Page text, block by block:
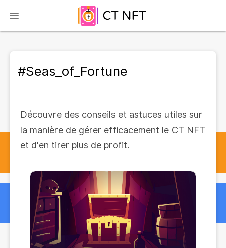
#Seas_of_Fortune
Découvre des conseils et astuces utiles sur
la manière de gérer efficacement le CT NFT
et d'en tirer plus de profit.